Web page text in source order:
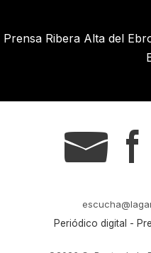
Prensa Ribera Alta del
g s
Periódico digital -